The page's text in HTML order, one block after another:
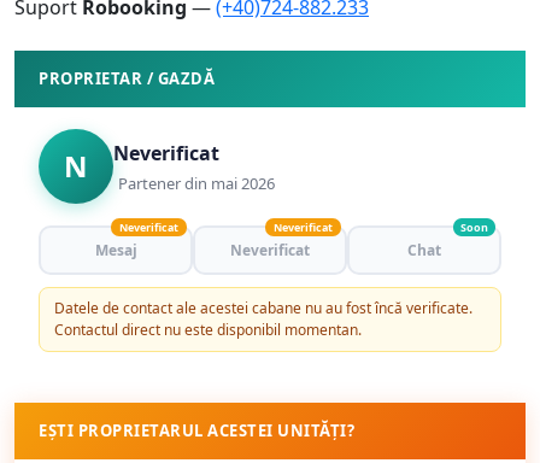
Suport Robooking —(+40)724-882.233
PROPRIETAR / GAZDĂ
N Neverificat
Partener din mai 2026
Mesaj
Neverificat
Neverificat
Neverificat
Chat
Soon
Datele de contact ale acestei cabane nu au fost încă verificate.
Contactul direct nu este disponibil momentan.
EȘTI PROPRIETARUL ACESTEI UNITĂȚI?